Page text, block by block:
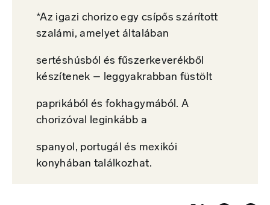
*Az igazi chorizo egy csípős szárított
szalámi, amelyet általában
sertéshúsból és fűszerkeverékből
készítenek – leggyakrabban füstölt
paprikából és fokhagymából. A
chorizóval leginkább a
spanyol, portugál és mexikói
konyhában találkozhat.